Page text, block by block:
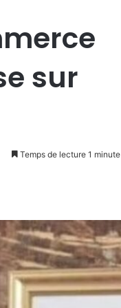
sur
Temps de lecture 1 minute